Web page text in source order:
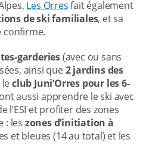
Les Orresfait également
de ski familiales, et sa
confirme.
garderies(avec ou sans
ainsi que2 jardins des
leclub Juni’Orres pour les 6-
aussi apprendre le ski avec
l’ESI et profiter des zones
: les zones d’initiation à
et bleues (14 au total) et les